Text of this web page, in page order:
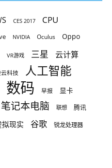
CES 2017 CPU
NVIDIA Oculus Oppo
VR游戏 三星 云计算
科技 人工智能
数码 早报 显卡
笔记本电脑 联想 腾讯
拟现实 谷歌 锐龙处理器